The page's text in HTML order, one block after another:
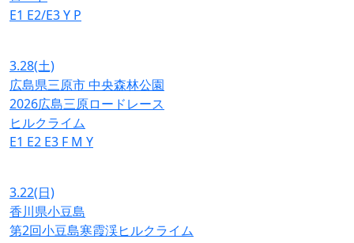
E1 E2/E3Y P
3.28(土)
広島県三原市 中央森林公園
2026広島三原ロードレース
ヒルクライム
E1 E2 E3 F M Y
3.22(日)
香川県小豆島
第2回小豆島寒霞渓ヒルクライム